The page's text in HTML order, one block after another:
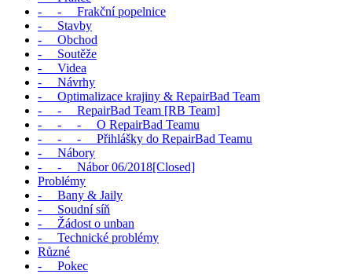
- - Frakční popelnice
- Stavby
- Obchod
- Soutěže
- Videa
- Návrhy
- Optimalizace krajiny & RepairBad Team
- - RepairBad Team [RB Team]
- - - O RepairBad Teamu
- - - Přihlášky do RepairBad Teamu
- Nábory
- - Nábor 06/2018[Closed]
Problémy
- Bany & Jaily
- Soudní síň
- Žádost o unban
- Technické problémy
Různé
- Pokec